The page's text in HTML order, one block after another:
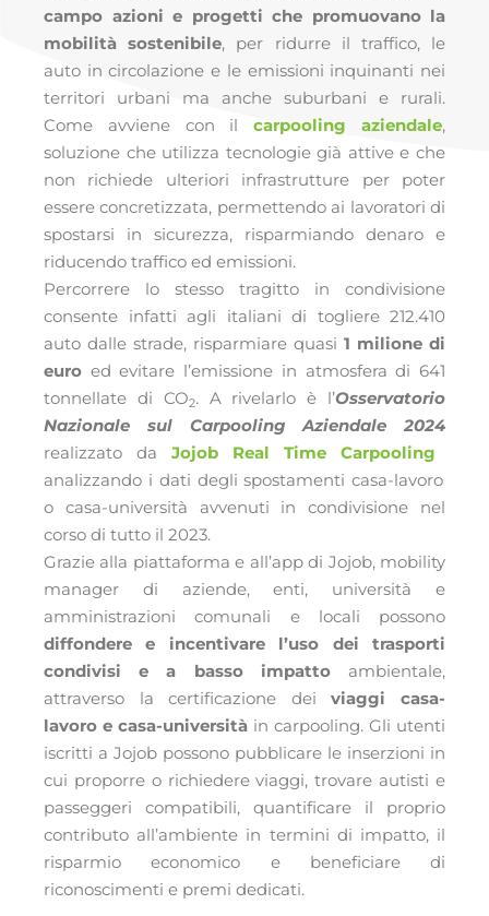
campo azioni e progetti che promuovano la
mobilità sostenibile, per ridurre il traffico, le
auto in circolazione e le emissioni inquinanti nei
territori urbani ma anche suburbani e rurali.
Come avviene con ilcarpooling aziendale,
soluzione che utilizza tecnologie già attive e che
non richiede ulteriori infrastrutture per poter
essere concretizzata, permettendo ai lavoratori di
spostarsi in sicurezza, risparmiando denaro e
riducendo traffico ed emissioni.
Percorrere lo stesso tragitto in condivisione
consente infatti agli italiani di togliere 212.410
auto dalle strade, risparmiare quasi 1 milione di
euro ed evitare l’emissione in atmosfera di 641
tonnellate di CO2. A rivelarlo è l’Osservatorio
Nazionale sul Carpooling Aziendale 2024
realizzato da Jojob Real Time Carpooling
analizzando i dati degli spostamenti casa-lavoro
o casa-università avvenuti in condivisione nel
corso di tutto il 2023.
Grazie alla piattaforma e all’app di Jojob, mobility
manager di aziende, enti, università e
amministrazioni comunali e locali possono
diffondere e incentivare l’uso dei trasporti
condivisi e a basso impattoambientale,
attraverso la certificazione deiviaggi casa-
lavoro e casa-università in carpooling. Gli utenti
iscritti a Jojob possono pubblicare le inserzioni in
cui proporre o richiedere viaggi, trovare autisti e
passeggeri compatibili, quantificare il proprio
contributo all’ambiente in termini di impatto, il
risparmio economico e beneficiare di
riconoscimenti e premi dedicati.